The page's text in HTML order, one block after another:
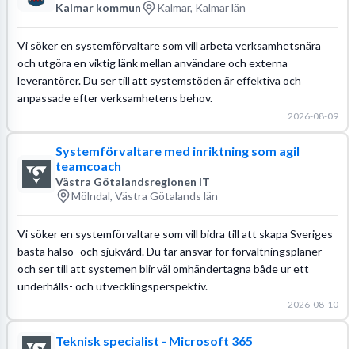
Kalmar kommun Kalmar, Kalmar län
Vi söker en systemförvaltare som vill arbeta verksamhetsnära
och utgöra en viktig länk mellan användare och externa
leverantörer. Du ser till att systemstöden är effektiva och
anpassade efter verksamhetens behov.
2026-08-09
Systemförvaltare med inriktning som agil
teamcoach
Västra Götalandsregionen IT
Mölndal, Västra Götalands län
Vi söker en systemförvaltare som vill bidra till att skapa Sveriges
bästa hälso- och sjukvård. Du tar ansvar för förvaltningsplaner
och ser till att systemen blir väl omhändertagna både ur ett
underhålls- och utvecklingsperspektiv.
2026-08-10
Teknisk specialist - Microsoft 365